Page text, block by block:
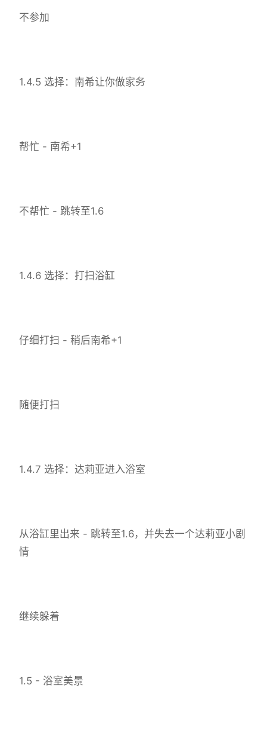
不参加
1.4.5 选择：南希让你做家务
帮忙 - 南希+1
不帮忙 - 跳转至1.6
1.4.6 选择：打扫浴缸
仔细打扫 - 稍后南希+1
随便打扫
1.4.7 选择：达莉亚进入浴室
从浴缸里出来 - 跳转至1.6，并失去一个达莉亚小剧
情
继续躲着
1.5 - 浴室美景